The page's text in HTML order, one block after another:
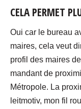
CELA PERMET
Oui car le bureau
maires, cela veut
profil des maires
mandant de
Métropole. La
leitmotiv, mon fil